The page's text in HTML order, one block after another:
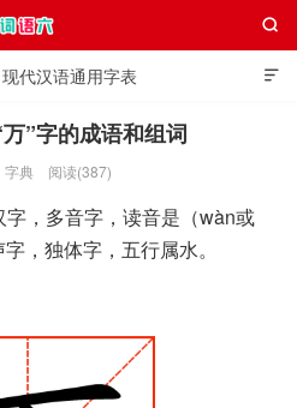

现代汉语通用字表
独体字大全 极简英语词典

”字的成语和组词
字典 阅读(387)
，多音字，读音是（wàn或
，独体字，五行属水。